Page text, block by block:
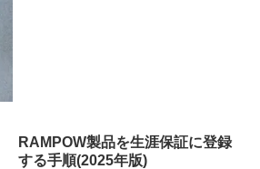
RAMPOW製品を生涯保証に登録
する手順(2025年版)